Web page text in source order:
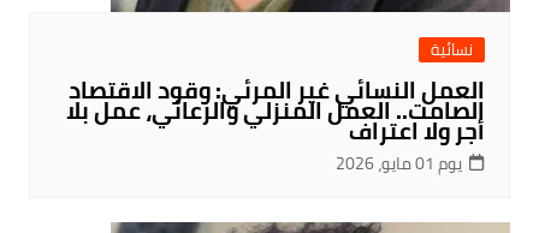
نسائية
العمل النسائي غير المرئي: وقود الاقتصاد
الصامت.. العمل المنزلي والرعائي، عمل بلا
أجر ولا اعتراف
يوم 01 مايو، 2026